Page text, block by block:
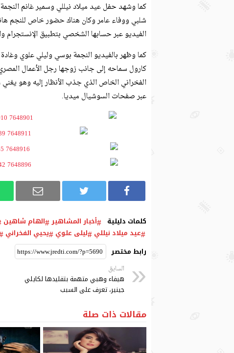
كما وشهد حفل عيد ميلاد نيللي وسمير غانم
شلبي ووفاء عامر وكان هناك حضور خاص للنجم
الفيديو عبر حسابها الشخصي بتطبيق الإنستجرام
كما وظهر بالفيديو النجمة بوسي وليلي علوي
كارول سماحه إلى جانب زوجها رجل الأعمال
الفخراني الخاص الذي جذب الأنظار إليه وهو
عبر صفحات السوشيال ميديا.
كلمات دليلية أخبار المشاهير الهام شاهين
عيد ميلاد نيللي ليلى علوي يحيي الفخراني
رابط مختصر
السابق
هيفاء وهبي متهمة بتقليدها لكايلي
جينير، تعرف على السبب
مقالات ذات صلة